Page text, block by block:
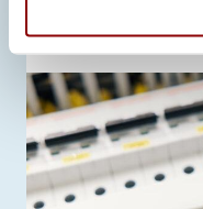
suorituskyky